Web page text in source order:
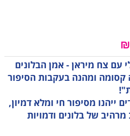
עם צח מיראן - אמן הבלונים
קסומה ומהנה בעקבות הסיפור
ייהנו מסיפור חי ומלא דמיון,
מרהיב של בלונים ודמויות